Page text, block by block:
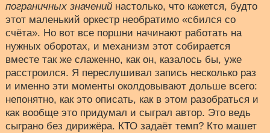
пограничных значений настолько, что кажется, будто
этот маленький оркестр необратимо «сбился со
счёта». Но вот все поршни начинают работать на
нужных оборотах, и механизм этот собирается
вместе так же слаженно, как он, казалось бы, уже
расстроился. Я переслушивал запись несколько раз
и именно эти моменты околдовывают дольше всего:
непонятно, как это описать, как в этом разобраться и
как вообще это придумал и сыграл автор. Это ведь
сыграно без дирижёра. КТО задаёт темп? Кто машет